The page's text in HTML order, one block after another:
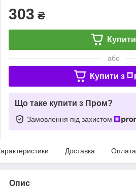
303 ₴
Купити
або
Купити з
Що таке купити з Пром?
Замовлення під захистом
Доставка Оплата
Опис